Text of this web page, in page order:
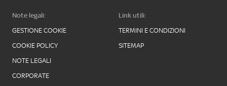
Note legali:
GESTIONE COOKIE
COOKIE POLICY
NOTE LEGALI
CORPORATE
Link utili:
TERMINI E CONDIZIONI
SITEMAP